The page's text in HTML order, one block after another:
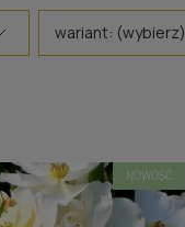
wariant: (wybierz)
NOWOŚĆ